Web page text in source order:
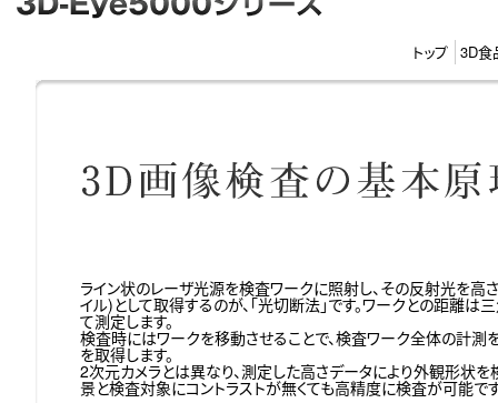
トップ 3D食
ライン状のレーザ光源を検査ワークに照射し、その反射光を高
イル)として取得するのが、「光切断法」です。ワークとの距離は
て測定します。
検査時にはワークを移動させることで、検査ワーク全体の計測
を取得します。
2次元カメラとは異なり、測定した高さデータにより外観形状を
景と検査対象にコントラストが無くても高精度に検査が可能です